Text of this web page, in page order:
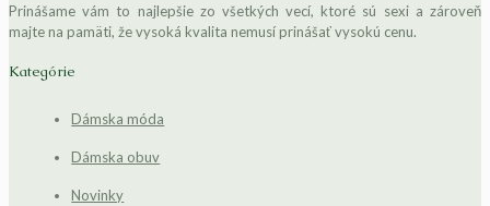
Prinášame vám to najlepšie zo všetkých vecí, ktoré sú sexi a zároveň
majte na pamäti, že vysoká kvalita nemusí prinášať vysokú cenu.
Kategórie
Dámska móda
Dámska obuv
Novinky